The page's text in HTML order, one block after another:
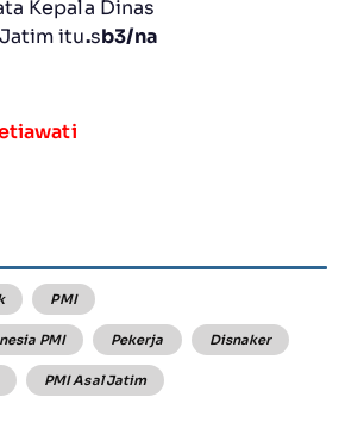
Kepala Dinas
itu.sb3/na
PMI
PMI Pekerja Disnaker
PMI Asal Jatim